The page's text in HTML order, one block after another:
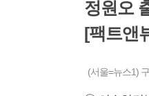
정원오
[팩트앤
(서울=뉴스1)